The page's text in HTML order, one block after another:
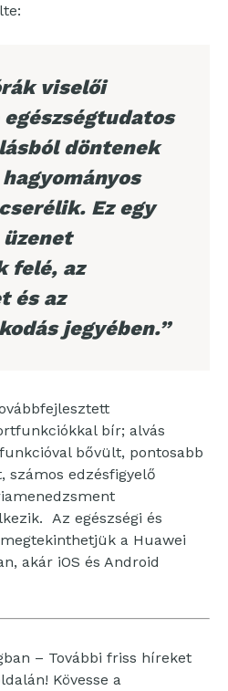
viselői
döntenek
Ez egy
felé, az
és az
jegyében.”
bír; alvás
bővült, pontosabb
számos edzésfigyelő
Az egészségi és
a Huawei
akár iOS és Android
– További friss híreket
Kövesse a